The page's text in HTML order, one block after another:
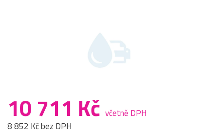
10 711 Kč včetně DPH
8 852 Kč bez DPH